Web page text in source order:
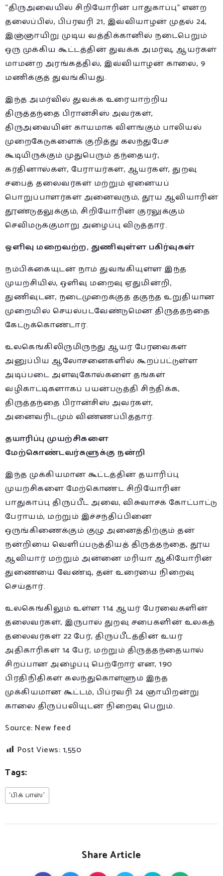
“திருஅவையில் சிறியோரின் பாதுகாப்பு” என்ற
தலைப்பில், பிப்ரவரி 21, இவ்வியாழன் முதல் 24,
இஞ்ஞாயிறு முடிய வத்திக்கானில் நடைபெறும்
ஒரு முக்கிய கூட்டத்தின் துவக்க அமர்வு, ஆயர்கள்
மாமன்ற அரங்கத்தில், இவ்வியாழன் காலை, 9
மணிக்குத் துவங்கியது.
இந்த அமர்வில் துவக்க உரையாற்றிய
திருத்தந்தை பிரான்சிஸ் அவர்கள்,
திருஅவையின் காயமாக விளங்கும் பாலியல்
முறைகேடுகளைக் குறித்து கலந்துபேச
கூடியிருக்கும் முதுபெரும் தந்தையர்,
கர்தினால்கள், பேராயர்கள், ஆயர்கள், துறவு
சபைத் தலைவர்கள் மற்றும் ஏனையப்
பொறுப்பாளர்கள் அனைவரும், தூய ஆவியாரின்
தூண்டுதலுக்கும், சிறியோரின் குரலுக்கும்
செவிமடுக்குமாறு அழைப்பு விடுத்தார்.
ஒளிவு மறைவற்ற, துணிவுள்ள பகிர்வுகள்
நம்பிக்கையுடன் நாம் துவங்கியுள்ள இந்த
முயற்சியில், ஒளிவு மறைவு ஏதுமின்றி,
துணிவுடன், நடைமுறைக்குத் தகுந்த உறுதியான
முறையில் செயல்படவேண்டுமென திருத்தந்தை
கேட்டுக்கொண்டார்.
உலகெங்கிலிருமிருந்து ஆயர் பேரவைகள்
அனுப்பிய ஆலோசனைகளில் கூறப்பட்டுள்ள
அடிப்படை அளவுகோல்களை தங்கள்
வழிகாட்டிகளாகப் பயன்படுத்தி சிந்திக்க,
திருத்தந்தை பிரான்சிஸ் அவர்கள்,
அனைவரிடமும் விண்ணப்பித்தார்.
தயாரிப்பு முயற்சிகளை
மேற்கொண்டவர்களுக்கு நன்றி
இந்த முக்கியமான கூட்டத்தின் தயாரிப்பு
முயற்சிகளை மேற்கொண்ட சிறியோரின்
பாதுகாப்பு திருப்பீட அவை, விசுவாசக் கோட்பாட்டு
பேராயம், மற்றும் இச்சந்திப்பினை
ஒருங்கிணைக்கும் குழு அனைத்திற்கும் தன்
நன்றியை வெளிப்படுத்தியத் திருத்தந்தை, தூய
ஆவியார் மற்றும் அன்னை மரியா ஆகியோரின்
துணையை வேண்டி, தன் உரையை நிறைவு
செய்தார்.
உலகெங்கிலும் உள்ள 114 ஆயர் பேரவைகளின்
தலைவர்கள், இருபால் துறவு சபைகளின் உலகத்
தலைவர்கள் 22 பேர், திருப்பீடத்தின் உயர்
அதிகாரிகள் 14 பேர், மற்றும் திருத்தந்தையால்
சிறப்பான அழைப்பு பெற்றோர் என, 190
பிரதிநிதிகள் கலந்துகொள்ளும் இந்த
முக்கியமான கூட்டம், பிப்ரவரி 24 ஞாயிறன்று
காலை திருப்பலியுடன் நிறைவு பெறும்.
Source: New feed
Post Views:1,550
Tags:
‘பிக் பாஸ்’
Share Article